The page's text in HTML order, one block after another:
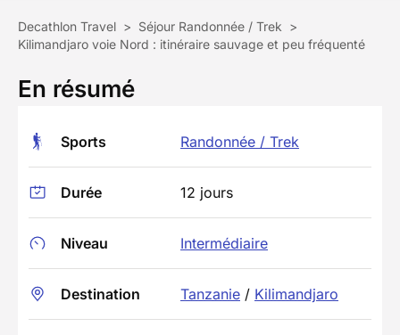
Decathlon Travel > Séjour Randonnée / Trek >
Kilimandjaro voie Nord : itinéraire sauvage et peu fréquenté
En résumé
Sports Randonnée / Trek
Durée 12 jours
Niveau Intermédiaire
Destination Tanzanie / Kilimandjaro